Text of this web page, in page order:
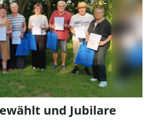
und Jubilare